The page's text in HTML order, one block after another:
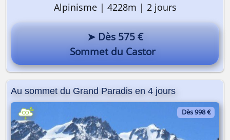
Alpinisme | 4228m | 2 jours
➤ Dès 575 €
Sommet du Castor
Au sommet du Grand Paradis en 4 jours
Dès 998 €